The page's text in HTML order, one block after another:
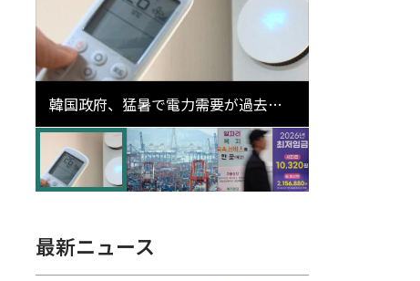
韓国政府、猛暑で電力需要が過去最
高更新の可能性に需給対応体制を点
検
最新ニュース